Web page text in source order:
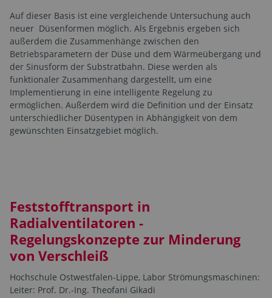
Auf dieser Basis ist eine vergleichende Untersuchung auch
neuer Düsenformen möglich. Als Ergebnis ergeben sich
außerdem die Zusammenhänge zwischen den
Betriebsparametern der Düse und dem Wärmeübergang und
der Sinusform der Substratbahn. Diese werden als
funktionaler Zusammenhang dargestellt, um eine
Implementierung in eine intelligente Regelung zu
ermöglichen. Außerdem wird die Definition und der Einsatz
unterschiedlicher Düsentypen in Abhängigkeit von dem
gewünschten Einsatzgebiet möglich.
Feststofftransport in
Radialventilatoren -
Regelungskonzepte zur Minderung
von Verschleiß
Hochschule Ostwestfalen-Lippe, Labor Strömungsmaschinen:
Leiter: Prof. Dr.-Ing. Theofani Gikadi